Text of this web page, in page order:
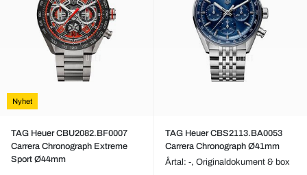
Nyhet
TAG Heuer CBU2082.BF0007
Carrera Chronograph Extreme
Sport Ø44mm
TAG Heuer CBS2113.BA0053
Carrera Chronograph Ø41mm
Årtal: -, Originaldokument & box